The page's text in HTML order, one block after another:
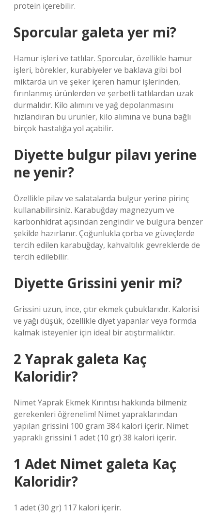
protein içerebilir.
Sporcular galeta yer mi?
Hamur işleri ve tatlılar. Sporcular, özellikle hamur
işleri, börekler, kurabiyeler ve baklava gibi bol
miktarda un ve şeker içeren hamur işlerinden,
fırınlanmış ürünlerden ve şerbetli tatlılardan uzak
durmalıdır. Kilo alımını ve yağ depolanmasını
hızlandıran bu ürünler, kilo alımına ve buna bağlı
birçok hastalığa yol açabilir.
Diyette bulgur pilavı yerine
ne yenir?
Özellikle pilav ve salatalarda bulgur yerine pirinç
kullanabilirsiniz. Karabuğday magnezyum ve
karbonhidrat açısından zengindir ve bulgura benzer
şekilde hazırlanır. Çoğunlukla çorba ve güveçlerde
tercih edilen karabuğday, kahvaltılık gevreklerde de
tercih edilebilir.
Diyette Grissini yenir mi?
Grissini uzun, ince, çıtır ekmek çubuklarıdır. Kalorisi
ve yağı düşük, özellikle diyet yapanlar veya formda
kalmak isteyenler için ideal bir atıştırmalıktır.
2 Yaprak galeta Kaç
Kaloridir?
Nimet Yaprak Ekmek Kırıntısı hakkında bilmeniz
gerekenleri öğrenelim! Nimet yapraklarından
yapılan grissini 100 gram 384 kalori içerir. Nimet
yapraklı grissini 1 adet (10 gr) 38 kalori içerir.
1 Adet Nimet galeta Kaç
Kaloridir?
1 adet (30 gr) 117 kalori içerir.